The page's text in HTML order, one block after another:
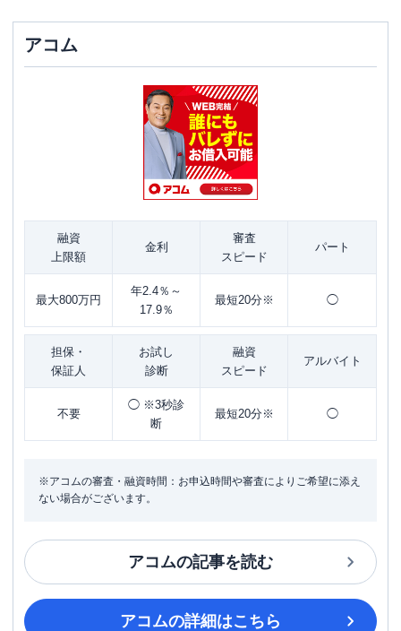
アコム
融資
上限額
金利
審査
スピード
パート
最大800万円
年2.4％～
17.9％
最短20分※ ◯
担保・
保証人
お試し
診断
融資
スピード
アルバイト
不要
◯ ※3秒診
断
最短20分※ ◯
※アコムの審査・融資時間：お申込時間や審査によりご希望に添え
ない場合がございます。
アコムの記事を読む
アコムの詳細はこちら